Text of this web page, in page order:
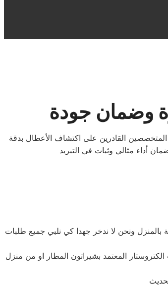
وضمان جودة
القادرين على اكتشاف الأعطال بدقة
بالمنزل ونحن لا ندخر جهدا كي نلبي جميع طلبات
المعتمد بشيراتون المطار او من منزل